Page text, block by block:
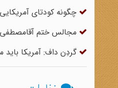
چگونه کودتای
مجالس ختم آقا‌مصطفی
گردِن داف: آمریکا باید